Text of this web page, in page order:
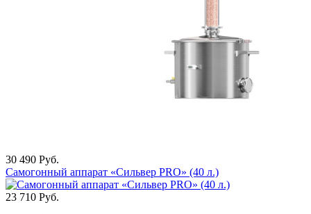
30 490 Руб.
Самогонный аппарат «Сильвер PRO» (40 л.)
23 710 Руб.